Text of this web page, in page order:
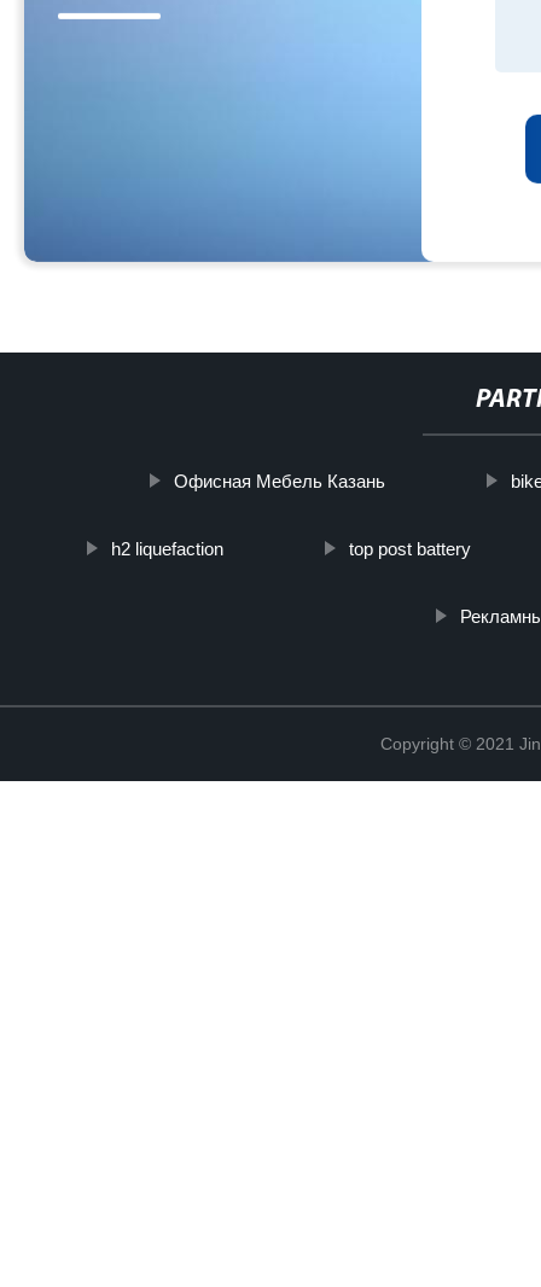
Офисная Мебель Казань
h2 liquefaction top post battery
Copyright © 2021